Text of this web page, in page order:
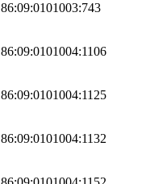
86:09:0101003:743
86:09:0101004:1106
86:09:0101004:1125
86:09:0101004:1132